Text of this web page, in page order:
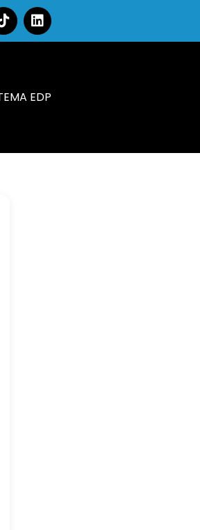
EDP